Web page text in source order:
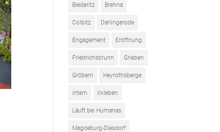
Biederitz Brehna
Colbitz Darlingerode
Engagement Eröffnung
Friedrichsbrunn Grieben
Gröbern Heyrothsberge
intern Irxleben
Läuft bei Humanas
Magdeburg-Diesdorf